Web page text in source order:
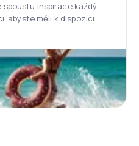
spoustu inspirace každý
abyste měli k dispozici